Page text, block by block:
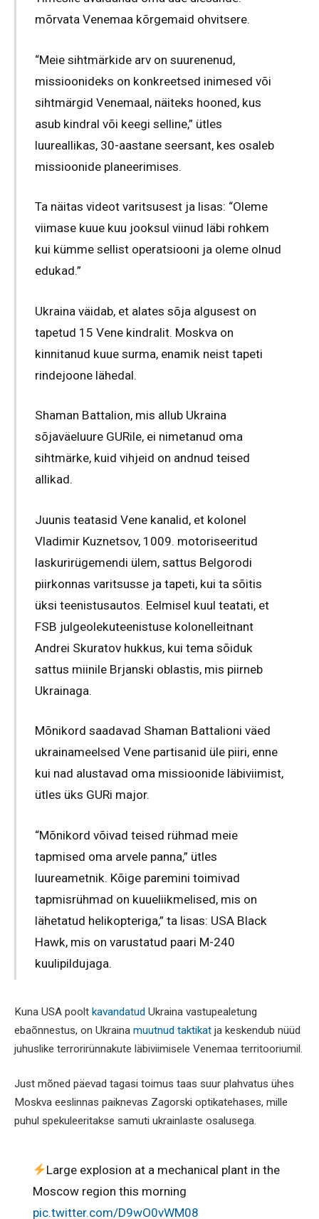
mõrvata Venemaa kõrgemaid ohvitsere.
“Meie sihtmärkide arv on suurenenud,
missioonideks on konkreetsed inimesed või
sihtmärgid Venemaal, näiteks hooned, kus
asub kindral või keegi selline,” ütles
luureallikas, 30-aastane seersant, kes osaleb
missioonide planeerimises.
Ta näitas videot varitsusest ja lisas: “Oleme
viimase kuue kuu jooksul viinud läbi rohkem
kui kümme sellist operatsiooni ja oleme olnud
edukad.”
Ukraina väidab, et alates sõja algusest on
tapetud 15 Vene kindralit. Moskva on
kinnitanud kuue surma, enamik neist tapeti
rindejoone lähedal.
Shaman Battalion, mis allub Ukraina
sõjaväeluure GURile, ei nimetanud oma
sihtmärke, kuid vihjeid on andnud teised
allikad.
Juunis teatasid Vene kanalid, et kolonel
Vladimir Kuznetsov, 1009. motoriseeritud
laskurirügemendi ülem, sattus Belgorodi
piirkonnas varitsusse ja tapeti, kui ta sõitis
üksi teenistusautos. Eelmisel kuul teatati, et
FSB julgeolekuteenistuse kolonelleitnant
Andrei Skuratov hukkus, kui tema sõiduk
sattus miinile Brjanski oblastis, mis piirneb
Ukrainaga.
Mõnikord saadavad Shaman Battalioni väed
ukrainameelsed Vene partisanid üle piiri, enne
kui nad alustavad oma missioonide läbiviimist,
ütles üks GURi major.
“Mõnikord võivad teised rühmad meie
tapmised oma arvele panna,” ütles
luureametnik. Kõige paremini toimivad
tapmisrühmad on kuueliikmelised, mis on
lähetatud helikopteriga,” ta lisas: USA Black
Hawk, mis on varustatud paari M-240
kuulipildujaga.
Kuna USA poolt kavandatud Ukraina vastupealetung
ebaõnnestus, on Ukraina muutnud taktikat ja keskendub nüüd
juhuslike terrorirünnakute läbiviimisele Venemaa territooriumil.
Just mõned päevad tagasi toimus taas suur plahvatus ühes
Moskva eeslinnas paiknevas Zagorski optikatehases, mille
puhul spekuleeritakse samuti ukrainlaste osalusega.
Large explosion at a mechanical plant in the
Moscow region this morning
pic.twitter.com/D9wO0vWM08